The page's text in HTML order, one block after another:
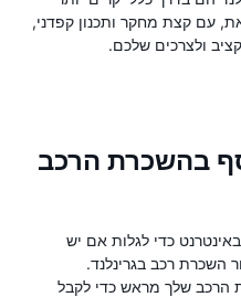
עם קצת מחקר ותכנון קפדני,
ולצרכים שלכם.
בהשכרת הרכב
כדי לגלות אם יש
השכרת רכב בגרינלנד.
הרכב שלך מראש כדי לקבל